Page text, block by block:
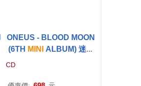
ONEUS - BLOOD MOON
(6TH MINI
ALBUM) 迷你
六輯 (韓國進口版)
CD